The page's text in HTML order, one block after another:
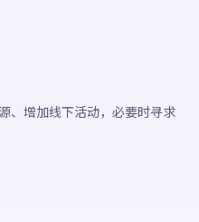
、增加线下活动，必要时寻求